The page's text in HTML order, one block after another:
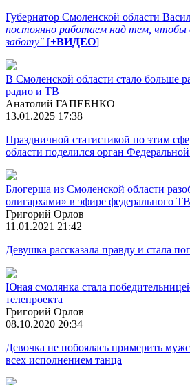
Губернатор Смоленской области
постоянно работаем над тем, чтобы
заботу" [+ВИДЕО]
В Смоленской области стало больше
радио и ТВ
Анатолий ГАПЕЕНКО
13.01.2025 17:38
Праздничной статистикой по этим
области поделился орган
Блогерша из Смоленской области
олигархами» в эфире федерального ТВ
Григорий Орлов
11.01.2021 21:42
Девушка рассказала правду и стала
Юная смолянка стала
телепроекта
Григорий Орлов
08.10.2020 20:34
Девочка не побоялась примерить
всех исполнением танца